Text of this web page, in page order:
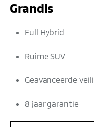
Grandis
Full Hybrid
Ruime SUV
Geavanceerde
8 jaar garantie